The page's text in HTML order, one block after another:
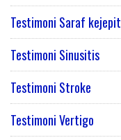
Testimoni Saraf kejepit
Testimoni Sinusitis
Testimoni Stroke
Testimoni Vertigo